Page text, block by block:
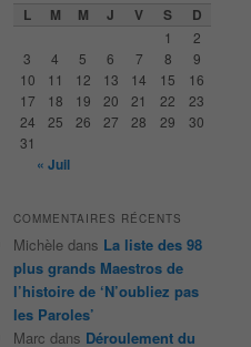
L M M J V S D
1
2
3
4 5 6 7 8
9
10
11 12 13 14 15
16
17
18 19 20 21 22
23
24
25 26 27 28 29
30
31
« Juil
COMMENTAIRES RÉCENTS
Michèle dans La liste des 98
plus grands Maestros de
l’histoire de ‘N’oubliez pas
les Paroles’
Marc dans Déroulement du